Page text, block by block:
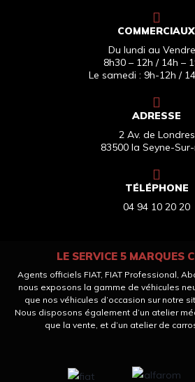
COMMERCIAUX
Du lundi au
8h30 – 12h / 14h –
Le samedi : 9h-12h /
ADRESSE
2 Av. de Londres
83500 la Seyne-
TÉLÉPHONE
04 94 10 20 20
LE SERVICE 5 MARQUES
Agents officiels FIAT, FIAT Professional,
nous exposons la gamme de véhicules
que nos véhicules d’occasion sur notre
Nous disposons également d’un atelier
que la vente, et d’un atelier de